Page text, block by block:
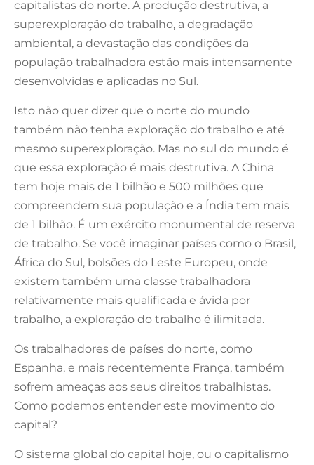
capitalistas do norte. A produção destrutiva, a
superexploração do trabalho, a degradação
ambiental, a devastação das condições da
população trabalhadora estão mais intensamente
desenvolvidas e aplicadas no Sul.
Isto não quer dizer que o norte do mundo
também não tenha exploração do trabalho e até
mesmo superexploração. Mas no sul do mundo é
que essa exploração é mais destrutiva. A China
tem hoje mais de 1 bilhão e 500 milhões que
compreendem sua população e a Índia tem mais
de 1 bilhão. É um exército monumental de reserva
de trabalho. Se você imaginar países como o Brasil,
África do Sul, bolsões do Leste Europeu, onde
existem também uma classe trabalhadora
relativamente mais qualificada e ávida por
trabalho, a exploração do trabalho é ilimitada.
Os trabalhadores de países do norte, como
Espanha, e mais recentemente França, também
sofrem ameaças aos seus direitos trabalhistas.
Como podemos entender este movimento do
capital?
O sistema global do capital hoje, ou o capitalismo